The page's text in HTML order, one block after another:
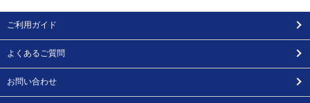
ご利用ガイド
よくあるご質問
お問い合わせ